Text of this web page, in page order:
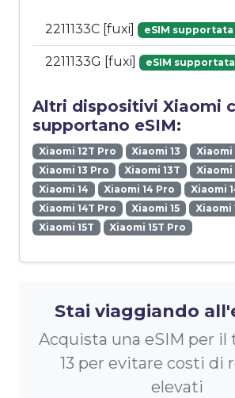
2211133C [fuxi] eSIM supportata
2211133G [fuxi] eSIM supportata
Altri dispositivi Xiaomi
supportano eSIM:
Xiaomi 12T Pro Xiaomi 13
Xiaomi
Xiaomi 13 Pro
Xiaomi 13T
Xiaomi
Xiaomi 14
Xiaomi 14 Pro
Xiaomi
Xiaomi 14T Pro
Xiaomi 15
Xiaomi
Xiaomi 15T
Xiaomi 15T Pro
Stai viaggiando
Acquista una eSIM per il
13 per evitare costi di
elevati